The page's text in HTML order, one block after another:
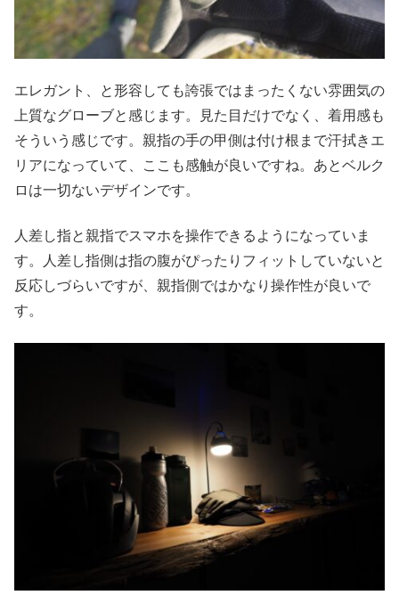
エレガント、と形容しても誇張ではまったくない雰囲気の
上質なグローブと感じます。見た目だけでなく、着用感も
そういう感じです。親指の手の甲側は付け根まで汗拭きエ
リアになっていて、ここも感触が良いですね。あとベルク
ロは一切ないデザインです。
人差し指と親指でスマホを操作できるようになっていま
す。人差し指側は指の腹がぴったりフィットしていないと
反応しづらいですが、親指側ではかなり操作性が良いで
す。